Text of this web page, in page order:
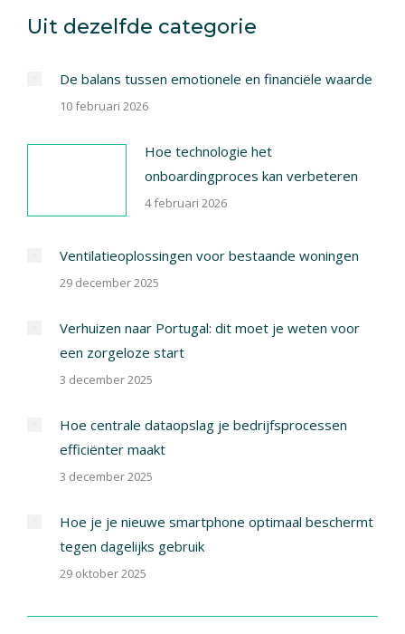
Uit dezelfde categorie
De balans tussen emotionele en financiële waarde
10 februari 2026
Hoe technologie het
onboardingproces kan verbeteren
4 februari 2026
Ventilatieoplossingen voor bestaande woningen
29 december 2025
Verhuizen naar Portugal: dit moet je weten voor
een zorgeloze start
3 december 2025
Hoe centrale dataopslag je bedrijfsprocessen
efficiënter maakt
3 december 2025
Hoe je je nieuwe smartphone optimaal beschermt
tegen dagelijks gebruik
29 oktober 2025